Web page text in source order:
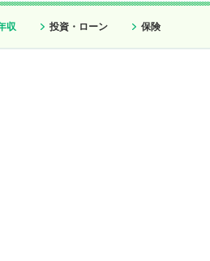
収 投資・ローン 保険